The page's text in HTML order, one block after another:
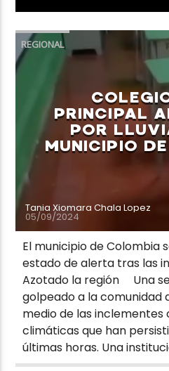
TÍTULO
ARTISTA
Neiva Estereo
REGIONAL
PRINCIPAL
POR
MUNICIPIO
Tania Xiomara Chala Lopez
05/09/2024
El municipio de Colombia
estado de alerta tras las
Azotado la región Una
golpeado a la comunidad
medio de las inclementes
climáticas que han
últimas horas. Una